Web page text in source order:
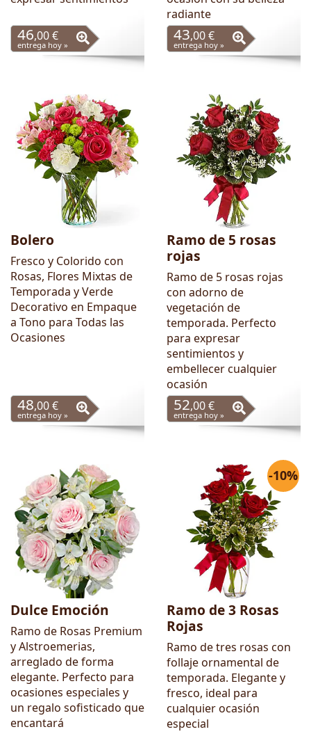
46,00 €
entrega hoy »
radiante
43,00 €
entrega hoy »
Bolero
Fresco y Colorido con
Rosas, Flores Mixtas de
Temporada y Verde
Decorativo en Empaque
a Tono para Todas las
Ocasiones
48,00 €
entrega hoy »
Ramo de 5 rosas
rojas
Ramo de 5 rosas rojas
con adorno de
vegetación de
temporada. Perfecto
para expresar
sentimientos y
embellecer cualquier
ocasión
52,00 €
entrega hoy »
Dulce Emoción
Ramo de Rosas Premium
y Alstroemerias,
arreglado de forma
elegante. Perfecto para
ocasiones especiales y
un regalo sofisticado que
encantará
-10%
Ramo de 3 Rosas
Rojas
Ramo de tres rosas con
follaje ornamental de
temporada. Elegante y
fresco, ideal para
cualquier ocasión
especial